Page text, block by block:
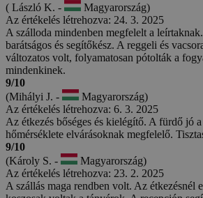
( László K. -
Magyarország)
Az értékelés létrehozva: 24. 3. 2025
A szálloda mindenben megfelelt a
barátságos és segítőkész. A reggeli és
változatos volt, folyamatosan pótolták a
mindenkinek.
9/10
(Mihályi J. -
Magyarország)
Az értékelés létrehozva: 6. 3. 2025
Az étkezés bőséges és kielégítő. A fürdő jó
hőmérséklete elvárásoknak megfelelő.
9/10
(Károly S. -
Magyarország)
Az értékelés létrehozva: 23. 2. 2025
A szállás maga rendben volt. Az étkezésnél